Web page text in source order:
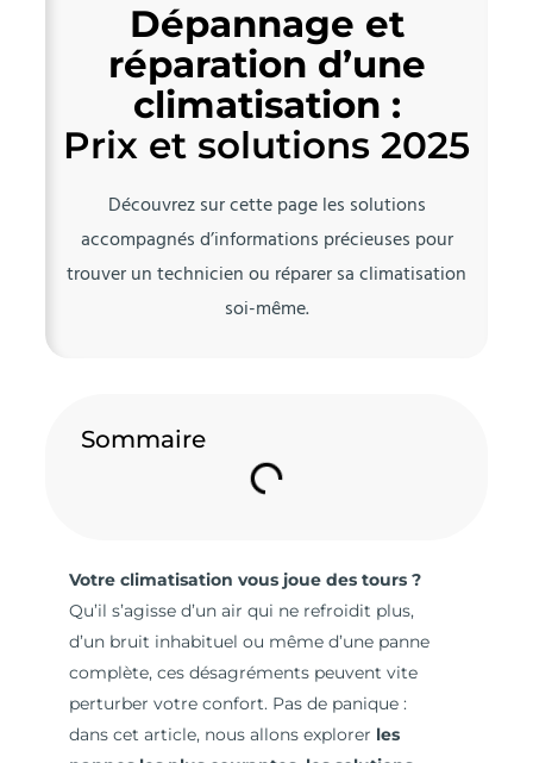
Dépannage et
réparation d’une
climatisation :
Prix et solutions 2025
Découvrez sur cette page les solutions
accompagnés d’informations précieuses pour
trouver un technicien ou réparer sa climatisation
soi-même.
Sommaire
Votre climatisation vous joue des tours ?
Qu’il s’agisse d’un air qui ne refroidit plus,
d’un bruit inhabituel ou même d’une panne
complète, ces désagréments peuvent vite
perturber votre confort. Pas de panique :
dans cet article, nous allons explorer les